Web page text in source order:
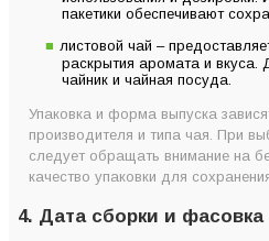
пакетики обеспечивают
листовой чай –
раскрытия аромата и вкуса.
чайник и чайная посуда.
Упаковка и форма выпуска
производителя и типа чая. При
следует обращать внимание на
качество упаковки для
4. Дата сборки и